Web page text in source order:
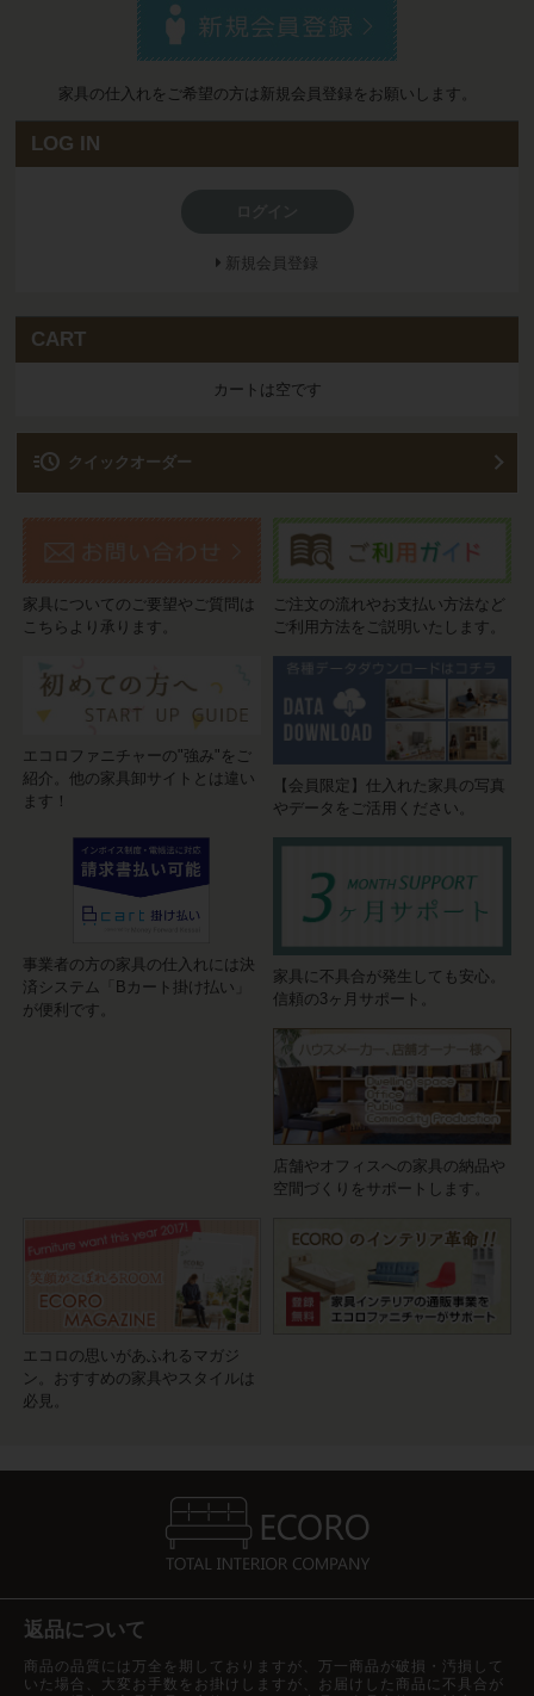
家具の仕入れをご希望の方は新規会員登録をお願いします。
LOG IN
新規会員登録
CART
カートは空です
acute クイックオーダー
家具についてのご要望やご質問は
こちらより承ります。
ご注文の流れやお支払い方法など
ご利用方法をご説明いたします。
エコロファニチャーの"強み"をご
紹介。他の家具卸サイトとは違い
ます！
【会員限定】仕入れた家具の写真
やデータをご活用ください。
事業者の方の家具の仕入れには決
済システム「Bカート掛け払い」
が便利です。
家具に不具合が発生しても安心。
信頼の3ヶ月サポート。
店舗やオフィスへの家具の納品や
空間づくりをサポートします。
エコロの思いがあふれるマガジ
ン。おすすめの家具やスタイルは
必見。
返品について
商品の品質には万全を期しておりますが、万一商品が破損・汚損して
いた場合、大変お手数をお掛けしますが、お届けした商品に不具合が